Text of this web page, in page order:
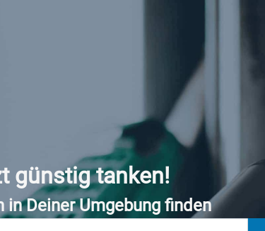
günstig tanken!
in Deiner Umgebung finden